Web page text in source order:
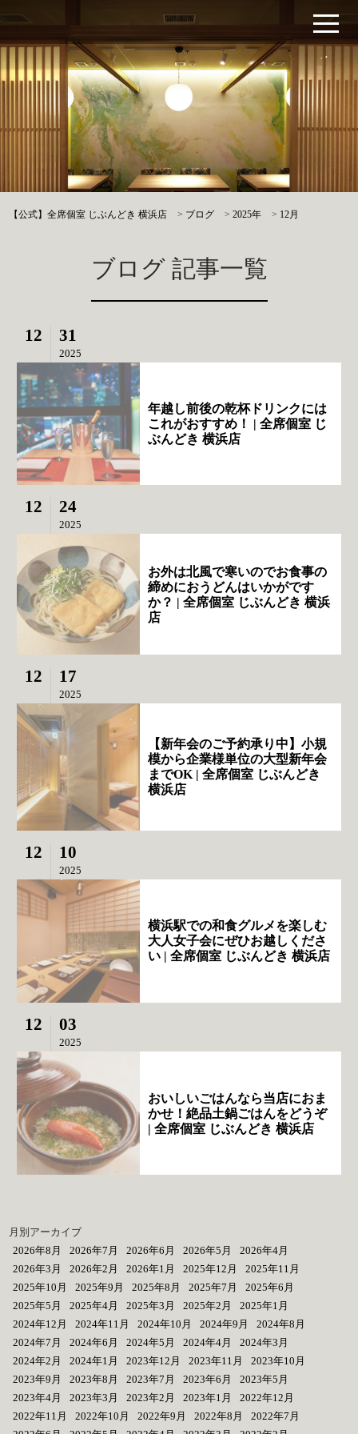
【公式】全席個室 じぶんどき 横浜店 > ブログ >2025年 > 12月
ブログ 記事一覧
12 31
2025
年越し前後の乾杯ドリンクには
これがおすすめ！ | 全席個室 じ
ぶんどき 横浜店
12 24
2025
お外は北風で寒いのでお食事の
締めにおうどんはいかがです
か？ | 全席個室 じぶんどき 横浜
店
12 17
2025
【新年会のご予約承り中】小規
模から企業様単位の大型新年会
までOK | 全席個室 じぶんどき
横浜店
12 10
2025
横浜駅での和食グルメを楽しむ
大人女子会にぜひお越しくださ
い | 全席個室 じぶんどき 横浜店
12 03
2025
おいしいごはんなら当店におま
かせ！絶品土鍋ごはんをどうぞ
| 全席個室 じぶんどき 横浜店
月別アーカイブ
2026年8月
2026年7月 2026年6月 2026年5月
2026年4月
2026年3月
2026年2月 2026年1月 2025年12月
2025年11月
2025年10月
2025年9月 2025年8月 2025年7月
2025年6月
2025年5月
2025年4月 2025年3月 2025年2月
2025年1月
2024年12月
2024年11月 2024年10月 2024年9月
2024年8月
2024年7月
2024年6月 2024年5月 2024年4月
2024年3月
2024年2月
2024年1月 2023年12月 2023年11月
2023年10月
2023年9月
2023年8月 2023年7月 2023年6月
2023年5月
2023年4月
2023年3月 2023年2月 2023年1月
2022年12月
2022年11月
2022年10月 2022年9月 2022年8月
2022年7月